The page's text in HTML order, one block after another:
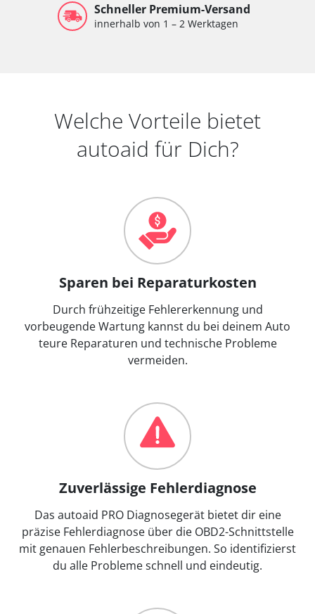
Schneller Premium-Versand
innerhalb von 1 – 2 Werktagen
Welche Vorteile bietet
autoaid für Dich?
Sparen bei Reparaturkosten
Durch frühzeitige Fehlererkennung und
vorbeugende Wartung kannst du bei deinem Auto
teure Reparaturen und technische Probleme
vermeiden.
Zuverlässige Fehlerdiagnose
Das autoaid PRO Diagnosegerät bietet dir eine
präzise Fehlerdiagnose über die OBD2-Schnittstelle
mit genauen Fehlerbeschreibungen. So identifizierst
du alle Probleme schnell und eindeutig.